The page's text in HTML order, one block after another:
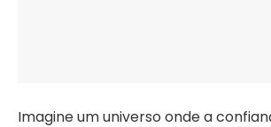
Imagine um universo onde a